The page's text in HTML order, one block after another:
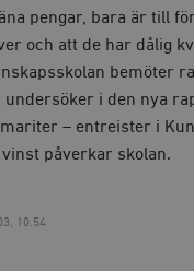
pengar, bara är till
och att de har dålig
bemöter
undersöker i den nya
– entreister i
påverkar skolan.
10.54